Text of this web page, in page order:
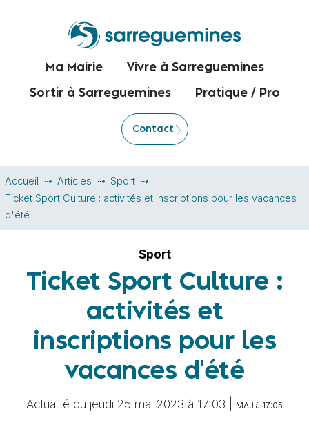
Ma Mairie Vivre à Sarreguemines
Sortir à Sarreguemines Pratique / Pro
Contact
Accueil Articles
Sport
Ticket Sport Culture : activités et inscriptions pour les vacances
d'été
Sport
Ticket Sport Culture :
activités et
inscriptions pour les
vacances d'été
Actualité du jeudi 25 mai 2023 à 17:03 | MAJ à 17:05